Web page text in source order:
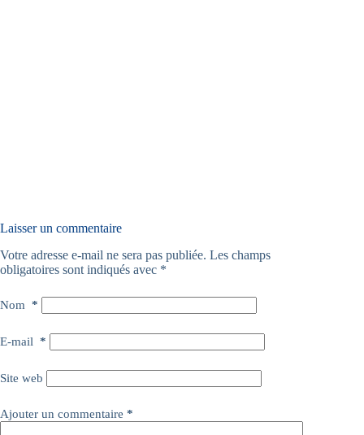
Laisser un commentaire
Votre adresse e-mail ne sera pas publiée. Les champs
obligatoires sont indiqués avec *
Nom *
E-mail *
Site web
Ajouter un commentaire *